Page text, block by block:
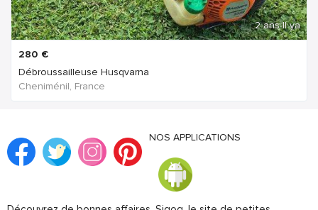
2 ans Il ya
280 €
Débroussailleuse Husqvarna
Cheniménil, France
NOS APPLICATIONS